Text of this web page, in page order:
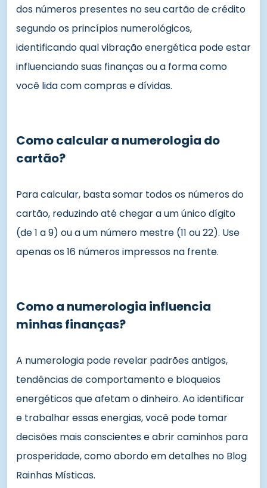
dos números presentes no seu cartão de crédito
segundo os princípios numerológicos,
identificando qual vibração energética pode estar
influenciando suas finanças ou a forma como
você lida com compras e dívidas.
Como calcular a numerologia do
cartão?
Para calcular, basta somar todos os números do
cartão, reduzindo até chegar a um único dígito
(de 1 a 9) ou a um número mestre (11 ou 22). Use
apenas os 16 números impressos na frente.
Como a numerologia influencia
minhas finanças?
A numerologia pode revelar padrões antigos,
tendências de comportamento e bloqueios
energéticos que afetam o dinheiro. Ao identificar
e trabalhar essas energias, você pode tomar
decisões mais conscientes e abrir caminhos para
prosperidade, como abordo em detalhes no Blog
Rainhas Místicas.